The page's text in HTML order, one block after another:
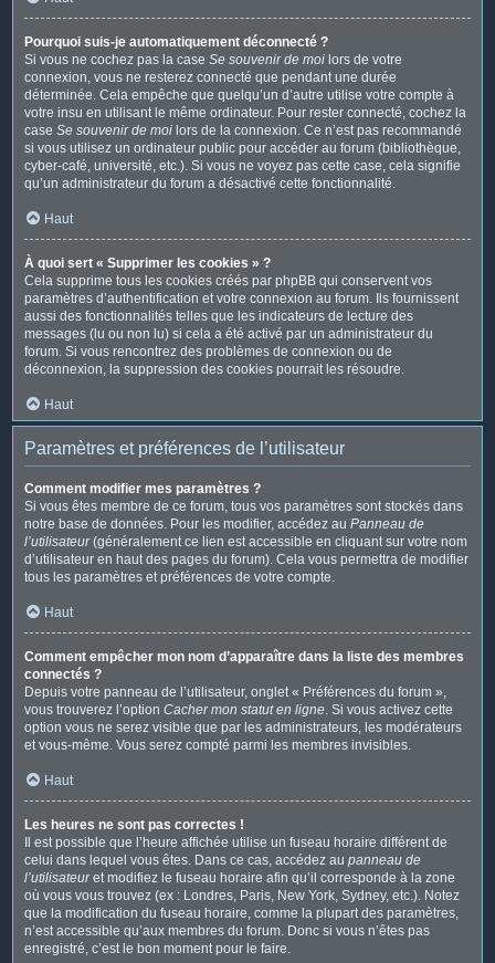
Pourquoi suis-je automatiquement déconnecté ?
Si vous ne cochez pas la case Se souvenir de moi lors de votre
connexion, vous ne resterez connecté que pendant une durée
déterminée. Cela empêche que quelqu’un d’autre utilise votre compte à
votre insu en utilisant le même ordinateur. Pour rester connecté, cochez la
case Se souvenir de moi lors de la connexion. Ce n’est pas recommandé
si vous utilisez un ordinateur public pour accéder au forum (bibliothèque,
cyber-café, université, etc.). Si vous ne voyez pas cette case, cela signifie
qu’un administrateur du forum a désactivé cette fonctionnalité.
Haut
À quoi sert « Supprimer les cookies » ?
Cela supprime tous les cookies créés par phpBB qui conservent vos
paramètres d’authentification et votre connexion au forum. Ils fournissent
aussi des fonctionnalités telles que les indicateurs de lecture des
messages (lu ou non lu) si cela a été activé par un administrateur du
forum. Si vous rencontrez des problèmes de connexion ou de
déconnexion, la suppression des cookies pourrait les résoudre.
Haut
Paramètres et préférences de l’utilisateur
Comment modifier mes paramètres ?
Si vous êtes membre de ce forum, tous vos paramètres sont stockés dans
notre base de données. Pour les modifier, accédez au Panneau de
l’utilisateur(généralement ce lien est accessible en cliquant sur votre nom
d’utilisateur en haut des pages du forum). Cela vous permettra de modifier
tous les paramètres et préférences de votre compte.
Haut
Comment empêcher mon nom d’apparaître dans la liste des membres
connectés ?
Depuis votre panneau de l’utilisateur, onglet « Préférences du forum »,
vous trouverez l’option Cacher mon statut en ligne. Si vous activez cette
option vous ne serez visible que par les administrateurs, les modérateurs
et vous-même. Vous serez compté parmi les membres invisibles.
Haut
Les heures ne sont pas correctes !
Il est possible que l’heure affichée utilise un fuseau horaire différent de
celui dans lequel vous êtes. Dans ce cas, accédez au panneau de
l’utilisateuret modifiez le fuseau horaire afin qu’il corresponde à la zone
où vous vous trouvez (ex : Londres, Paris, New York, Sydney, etc.). Notez
que la modification du fuseau horaire, comme la plupart des paramètres,
n’est accessible qu’aux membres du forum. Donc si vous n’êtes pas
enregistré, c’est le bon moment pour le faire.